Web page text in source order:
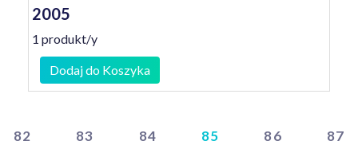
2005
1 produkt/y
Dodaj do Koszyka
82 83 84 85 86 87